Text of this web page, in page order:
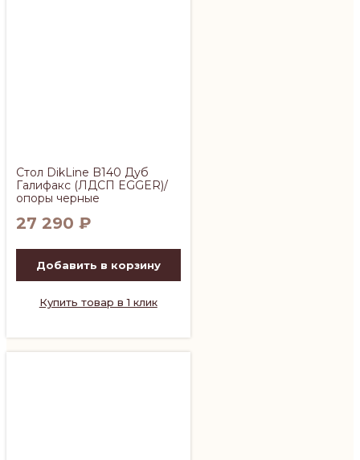
Стол DikLine B140 Дуб
Галифакс (ЛДСП EGGER)/
опоры черные
27 290 ₽
Добавить в корзину
Купить товар в 1 клик